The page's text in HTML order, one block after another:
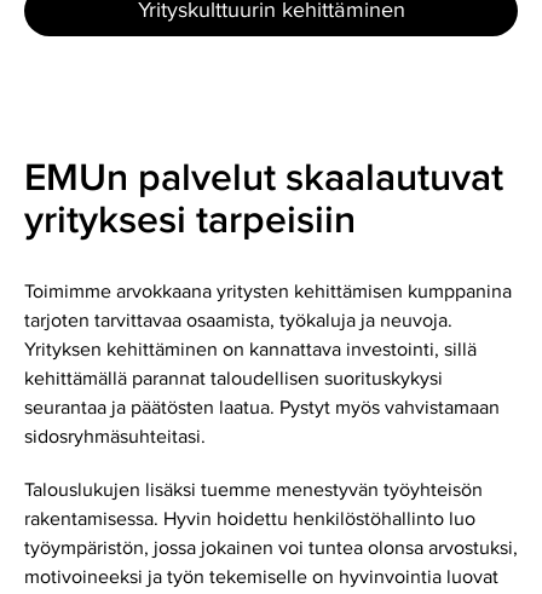
Yrityskulttuurin kehittäminen
EMUn palvelut skaalautuvat
yrityksesi tarpeisiin
Toimimme arvokkaana yritysten kehittämisen kumppanina
tarjoten tarvittavaa osaamista, työkaluja ja neuvoja.
Yrityksen kehittäminen on kannattava investointi, sillä
kehittämällä parannat taloudellisen suorituskykysi
seurantaa ja päätösten laatua. Pystyt myös vahvistamaan
sidosryhmäsuhteitasi.
Talouslukujen lisäksi tuemme menestyvän työyhteisön
rakentamisessa. Hyvin hoidettu henkilöstöhallinto luo
työympäristön, jossa jokainen voi tuntea olonsa arvostuksi,
motivoineeksi ja työn tekemiselle on hyvinvointia luovat